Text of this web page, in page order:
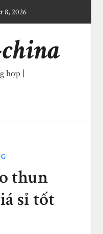
8, 2026
hợp |
thun
sỉ tốt